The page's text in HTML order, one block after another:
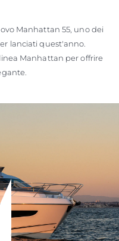
Manhattan 55, uno dei
lanciati quest'anno.
Manhattan per offrire